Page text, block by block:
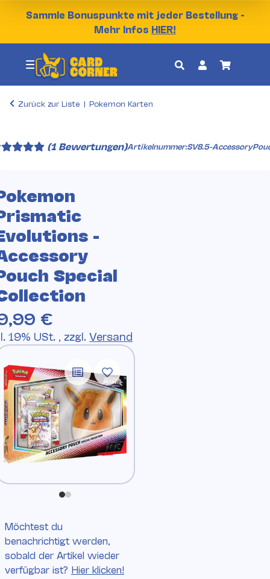
Sammle Bonuspunkte mit jeder Bestellung -
Mehr Infos HIER!
Zurück zur Liste Pokemon Karten
(1 Bewertungen)Artikelnummer:SV8.5-
-
Special
€
19% USt. , zzgl. Versand
Möchtest du
benachrichtigt werden,
sobald der Artikel wieder
verfügbar ist? Hier klicken!